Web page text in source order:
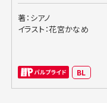
著：シアノ
イラスト：花宮かなめ
BL